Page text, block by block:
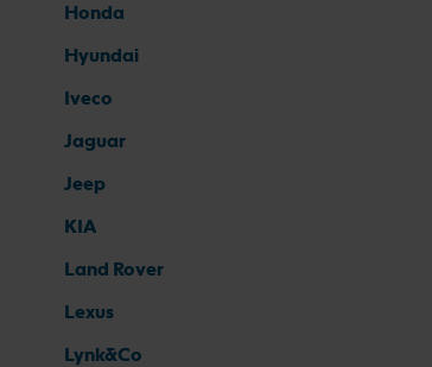
Honda
Hyundai
Iveco
Jaguar
Jeep
KIA
Land Rover
Lexus
Lynk&Co